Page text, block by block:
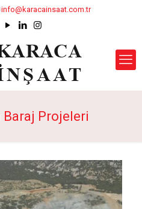
info@karacainsaat.com.tr
Baraj Projeleri